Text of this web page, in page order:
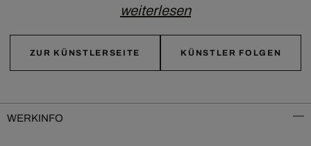
weiterlesen
ZUR KÜNSTLERSEITE KÜNSTLER FOLGEN
WERKINFO